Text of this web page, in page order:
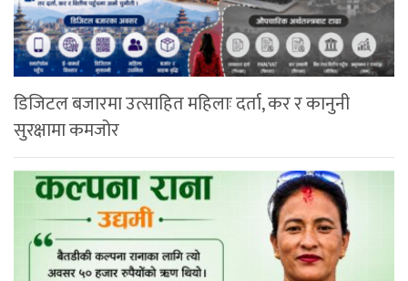
डिजिटल बजारमा उत्साहित महिलाः दर्ता, कर र कानुनी
सुरक्षामा कमजोर